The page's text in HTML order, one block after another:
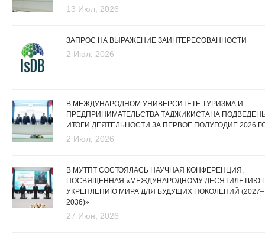
13 Июл, 2026
ЗАПРОС НА ВЫРАЖЕНИЕ ЗАИНТЕРЕСОВАННОСТИ
2 Июл, 2026
В МЕЖДУНАРОДНОМ УНИВЕРСИТЕТЕ ТУРИЗМА И
ПРЕДПРИНИМАТЕЛЬСТВА ТАДЖИКИСТАНА
ИТОГИ ДЕЯТЕЛЬНОСТИ ЗА ПЕРВОЕ ПОЛУГОДИЕ 2026
2 Июл, 2026
В МУТПТ СОСТОЯЛАСЬ НАУЧНАЯ КОНФЕРЕНЦИЯ,
ПОСВЯЩЁННАЯ «МЕЖДУНАРОДНОМУ ДЕСЯТИЛЕТИЮ
УКРЕПЛЕНИЮ МИРА ДЛЯ БУДУЩИХ ПОКОЛЕНИЙ (2027–
2036)»
27 Июн, 2026